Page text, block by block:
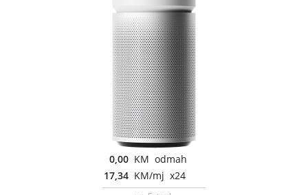
0,00 KM odmah
17,34 KM/mj x24